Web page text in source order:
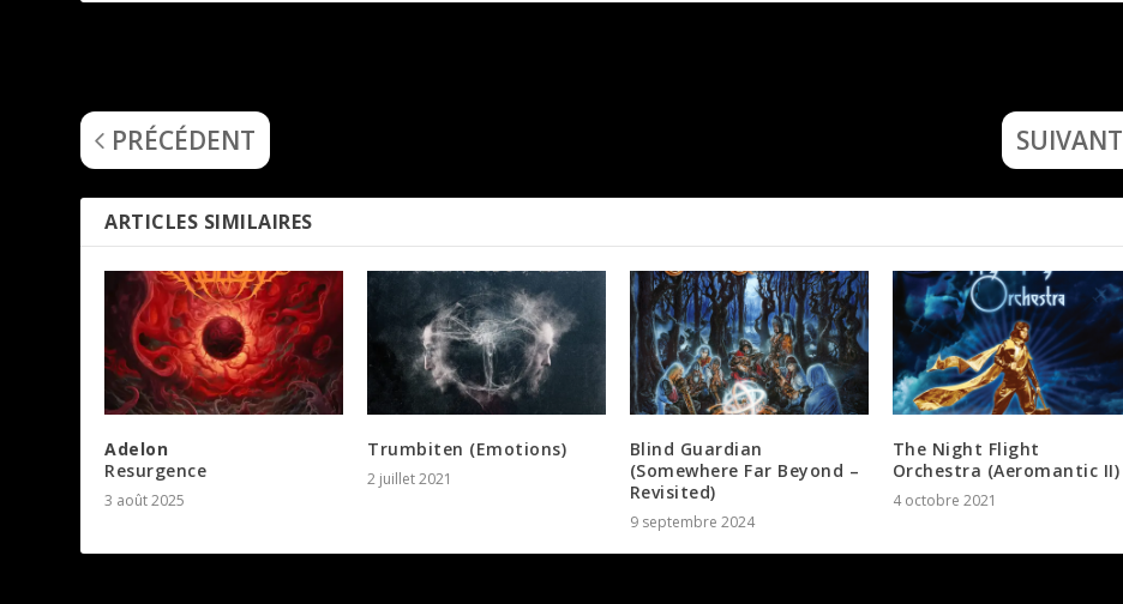
PRÉCÉDENT SUIVANT
ARTICLES SIMILAIRES
Adelon
Resurgence
3 août 2025
Trumbiten (Emotions)
2 juillet 2021
Blind Guardian
(Somewhere Far Beyond –
Revisited)
9 septembre 2024
The Night Flight
Orchestra (Aeromantic II)
4 octobre 2021